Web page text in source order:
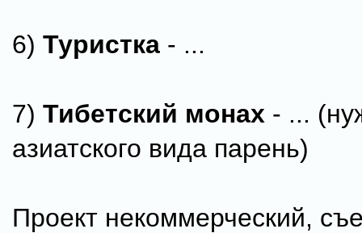
6) Туристка - ...
7) Тибетский монах - ...
азиатского вида парень)
Проект некоммерческий,